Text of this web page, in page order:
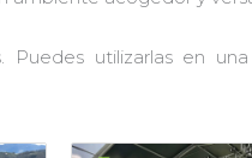
Puedes utilizarlas en